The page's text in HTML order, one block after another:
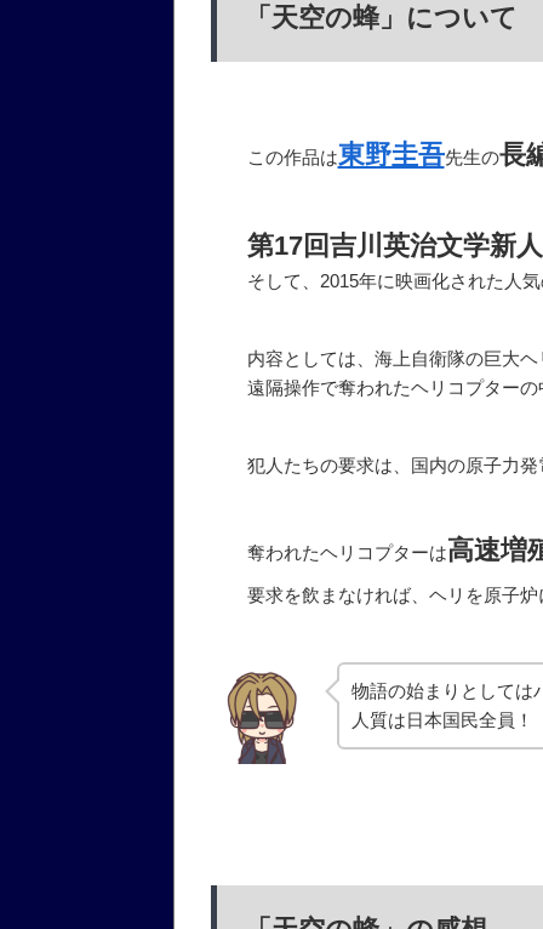
「天空の蜂」について
この作品は東野圭吾先生の長
第17回吉川英治文学新
そして、2015年に映画化された人
内容としては、海上自衛隊の巨大
遠隔操作で奪われたヘリコプター
犯人たちの要求は、国内の原子力
奪われたヘリコプターは高速増
要求を飲まなければ、ヘリを原子
物語の始まりとしては
人質は日本国民全員！